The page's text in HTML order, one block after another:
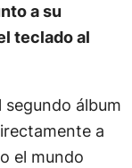
a su
teclado al
álbum
a
el mundo